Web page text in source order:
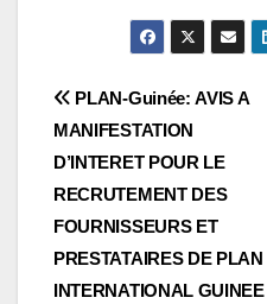
Navigation
de
l’article
PLAN-Guinée:AVIS A
MANIFESTATION
D’INTERET POUR LE
RECRUTEMENT DES
FOURNISSEURS ET
PRESTATAIRES DE PLAN
INTERNATIONAL GUINEE